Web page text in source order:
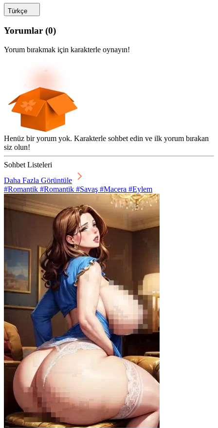
Türkçe
Yorumlar (0)
Yorum bırakmak için karakterle oynayın!
Henüz bir yorum yok. Karakterle sohbet edin ve ilk yorum bırakan
siz olun!
Sohbet Listeleri
Daha Fazla Görüntüle
#Romantik #Romantik #Savaş #Macera #Eylem